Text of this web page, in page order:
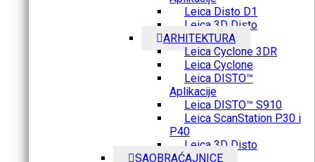
Leica Disto D1
Leica 3D Disto
ARHITEKTURA
Leica Cyclone 3DR
Leica Cyclone
Leica DISTO™
Aplikacije
Leica DISTO™ S910
Leica ScanStation P30 i
P40
Leica 3D Disto
SAOBRAĆAJNICE